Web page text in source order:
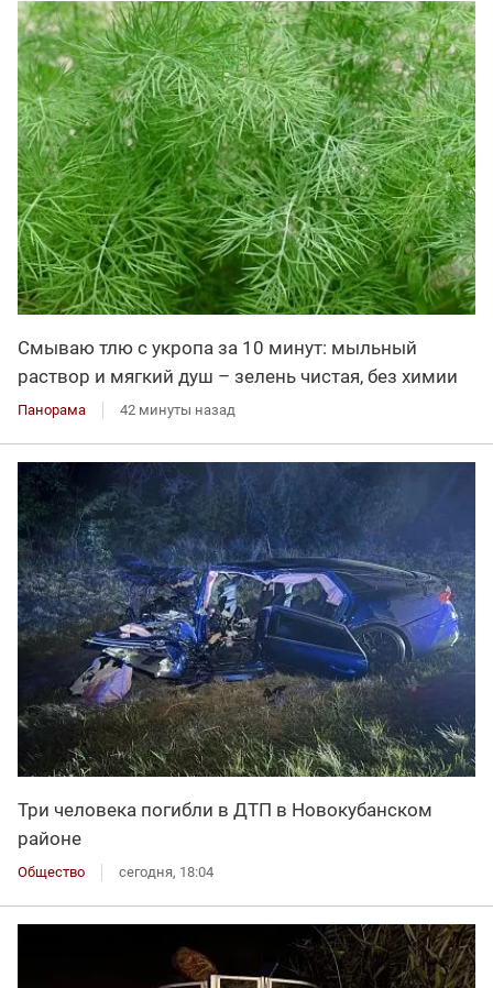
Смываю тлю с укропа за 10 минут: мыльный
раствор и мягкий душ – зелень чистая, без химии
Панорама 42 минуты назад
Три человека погибли в ДТП в Новокубанском
районе
Общество сегодня, 18:04